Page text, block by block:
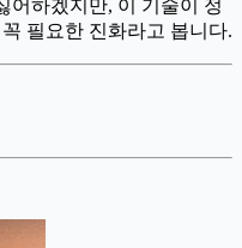
어하겠지만, 이 기술이 정
필요한 진화라고 봅니다.